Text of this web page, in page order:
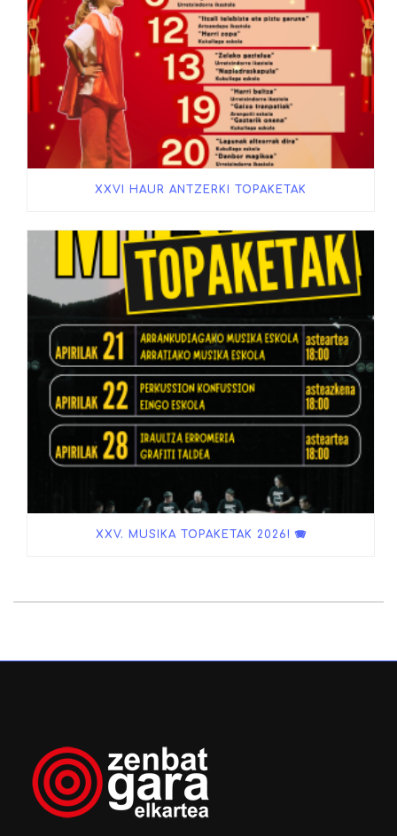
XXVI HAUR ANTZERKI TOPAKETAK
XXV. MUSIKA TOPAKETAK 2026! 🪗